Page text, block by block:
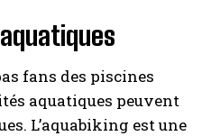
fans des piscines
aquatiques peuvent
L’aquabiking est une